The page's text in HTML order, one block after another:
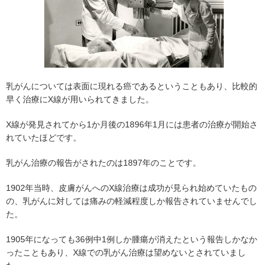
乳がんについては表面に現れる癌であるということもあり、比較的
早く治療にX線が用いられてきました。
X線が発見されてから1か月後の1896年1月には患者の治療が開始さ
れていたほどです。
乳がん治療の報告がされたのは1897年のことです。
1902年当時、皮膚がんへのX線治療は成功が見られ始めていたもの
の、乳がんに対しては痛みの軽減程度しか報告されていませんでし
た。
1905年になっても36例中1例しか腫瘍が消えたという報告しかなか
ったこともあり、X線での乳がん治療は望めないとされていまし